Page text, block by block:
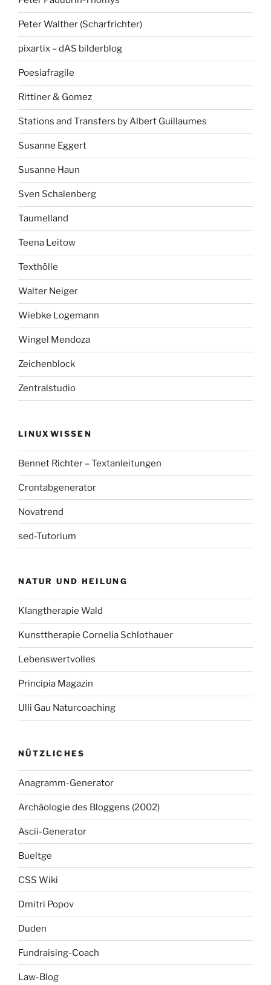
Peter Walther (Scharfrichter)
pixartix – dAS bilderblog
Poesiafragile
Rittiner & Gomez
Stations and Transfers by Albert Guillaumes
Susanne Eggert
Susanne Haun
Sven Schalenberg
Taumelland
Teena Leitow
Texthölle
Walter Neiger
Wiebke Logemann
Wingel Mendoza
Zeichenblock
Zentralstudio
LINUXWISSEN
Bennet Richter – Textanleitungen
Crontabgenerator
Novatrend
sed-Tutorium
NATUR UND HEILUNG
Klangtherapie Wald
Kunsttherapie Cornelia Schlothauer
Lebenswertvolles
Principia Magazin
Ulli Gau Naturcoaching
NÜTZLICHES
Anagramm-Generator
Archäologie des Bloggens (2002)
Ascii-Generator
Bueltge
CSS Wiki
Dmitri Popov
Duden
Fundraising-Coach
Law-Blog